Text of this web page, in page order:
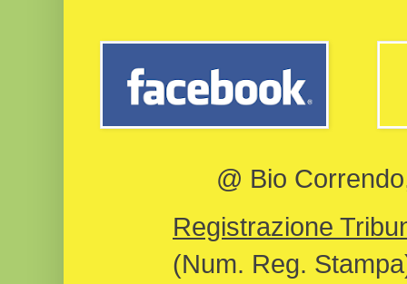
@ Bio
Registrazione
(Num. Reg.